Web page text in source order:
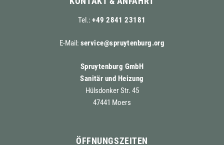
Tel.:+49 2841 23181
E-Mail: service@spruytenburg.org
Spruytenburg GmbH
Sanitär und Heizung
Hülsdonker Str. 45
47441 Moers
ÖFFNUNGSZEITEN